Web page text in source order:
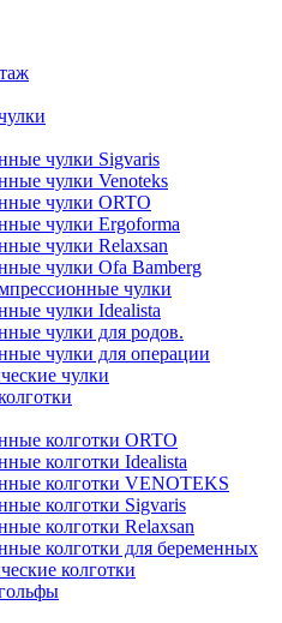
чулки Sigvaris
чулки Venoteks
чулки ORTO
чулки Ergoforma
чулки Relaxsan
чулки Ofa Bamberg
чулки
чулки Idealista
чулки для родов.
чулки для операции
чулки
колготки ORTO
колготки Idealista
колготки VENOTEKS
колготки Sigvaris
колготки Relaxsan
колготки для беременных
колготки